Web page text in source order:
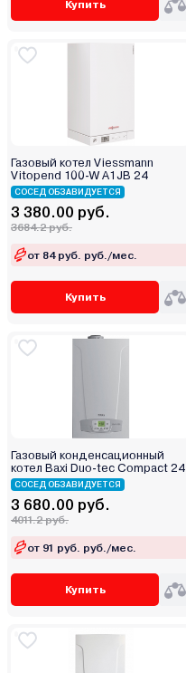
Stout
TECLine
Termica
Thermex
TIS
Vaillant
Viadrus
Viessmann
Warmtech
Zerten
Zota
Атем-Франк
Бастион
Китай
Лемакс
Маяк
Мимакс
Купить
Газовый котел Viessmann
Vitopend 100-W A1JB 24
СОСЕД ОБЗАВИДУЕТСЯ
3 380.00 руб.
3684.2 руб.
от 84 руб. руб./мес.
Купить
Газовый конденсационный
котел Baxi Duo-tec Compact 24
СОСЕД ОБЗАВИДУЕТСЯ
3 680.00 руб.
4011.2 руб.
от 91 руб. руб./мес.
Купить